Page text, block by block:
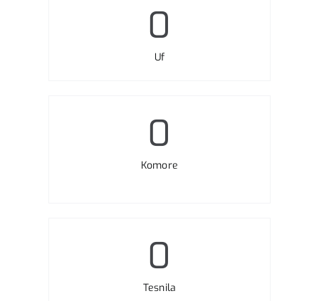
0
Uf
0
Komore
0
Tesnila